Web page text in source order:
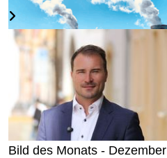
"Freiberg klimaneutral" -
Wahlprüfsteine
Weiterlesen...
Bild des Monats - Dezember